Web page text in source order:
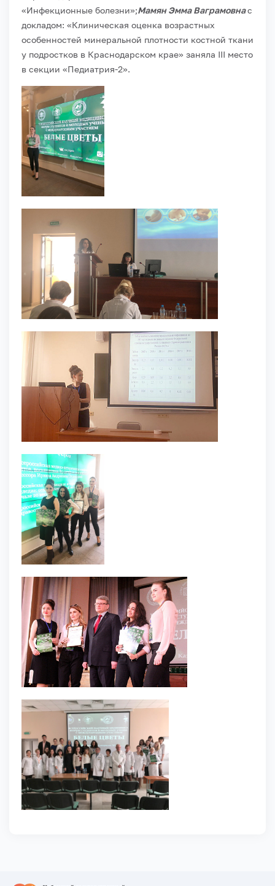
«Инфекционные болезни»;Мамян Эмма Ваграмовнас
докладом: «Клиническая оценка возрастных
особенностей минеральной плотности костной ткани
у подростков в Краснодарском крае» заняла III место
в секции «Педиатрия-2».